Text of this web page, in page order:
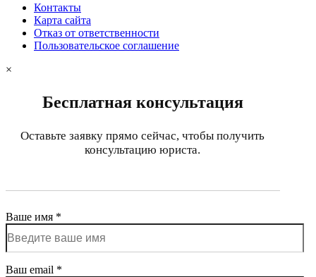
Контакты
Карта сайта
Отказ от ответственности
Пользовательское соглашение
×
Бесплатная консультация
Оставьте заявку прямо сейчас, чтобы получить
консультацию юриста.
Ваше имя *
Ваш email *